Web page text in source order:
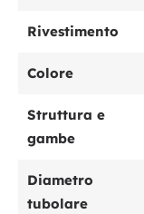
Rivestimento
Colore
Struttura e
gambe
Diametro
tubolare